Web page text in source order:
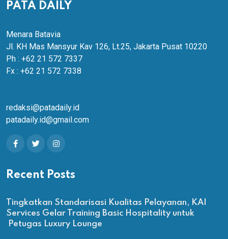
PATA DAILY
Menara Batavia
Jl. KH Mas Mansyur Kav 126, Lt.25, Jakarta Pusat 10220
Ph : +62 21 572 7337
Fx : +62 21 572 7338
redaksi@patadaily.id
patadaily.id@gmail.com
Recent Posts
Tingkatkan Standarisasi Kualitas Pelayanan, KAI
Services Gelar Training Basic Hospitality untuk
Petugas Luxury Lounge